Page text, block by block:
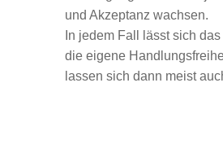
und Akzeptanz wachsen.
In jedem Fall lässt sich
die eigene
lassen sich dann meist